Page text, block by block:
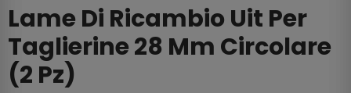
Lame Di Ricambio Uit Per
Taglierine 28 Mm Circolare
(2 Pz)